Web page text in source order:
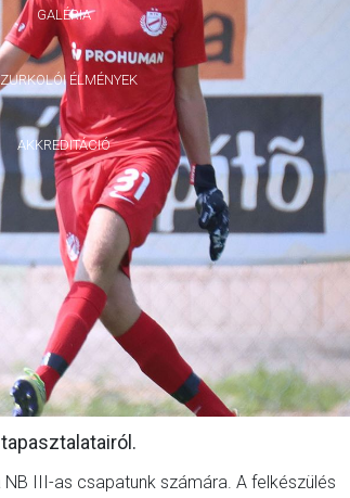
GALÉRIA
ÉLMÉNYEK
AKKREDITÁCIÓ
III-as csapatunk számára. A felkészülés